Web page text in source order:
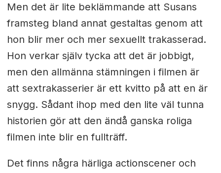
Men det är lite beklämmande att Susans
framsteg bland annat gestaltas genom att
hon blir mer och mer sexuellt trakasserad.
Hon verkar själv tycka att det är jobbigt,
men den allmänna stämningen i filmen är
att sextrakasserier är ett kvitto på att en är
snygg. Sådant ihop med den lite väl tunna
historien gör att den ändå ganska roliga
filmen inte blir en fullträff.
Det finns några härliga actionscener och